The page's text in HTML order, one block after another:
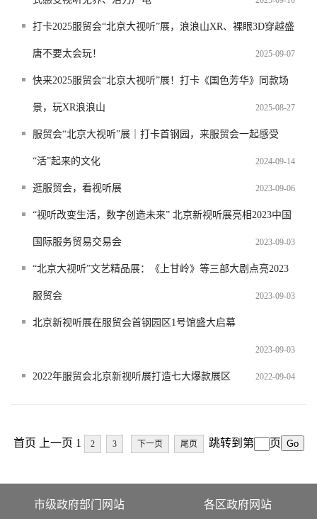
打卡2025服贸会“北京大视听”展，浪浪山XR、裸眼3D穿越盛
唐不要太会玩！ 2025-09-07
快来2025服贸会“北京大视听”展！打卡《国色芳华》同款场
景，玩XR浪浪山 2025-08-27
服贸会“北京大视听”展｜打卡首钢园，来服贸会一起感受
“活”起来的文化 2024-09-14
逛服贸会，看视听展 2023-09-06
“视听改变生活，数字创造未来” 北京新视听展亮相2023中国
国际服务贸易交易会 2023-09-03
“北京大视听”文艺精品展：《上甘岭》等三部大剧点亮2023
服贸会 2023-09-03
北京新视听展在服贸会首钢园区1号馆盛大启幕
2023-09-03
2022年服贸会北京新视听展打造七大爆款展区 2022-09-04
首页 上一页 1 2 3 下一页 尾页 跳转到第 页
市级政府部门网站 各区政府网站